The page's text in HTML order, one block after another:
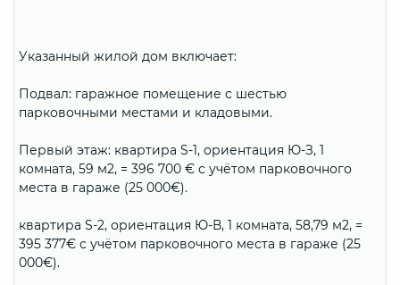
Указанный жилой дом включает:
Подвал: гаражное помещение с шестью
парковочными местами и кладовыми.
Первый этаж: квартира S-1, ориентация Ю-З, 1
комната, 59 м2, = 396 700 € с учётом парковочного
места в гараже (25 000€).
квартира S-2, ориентация Ю-В, 1 комната, 58,79 м2, =
395 377€ с учётом парковочного места в гараже (25
000€).